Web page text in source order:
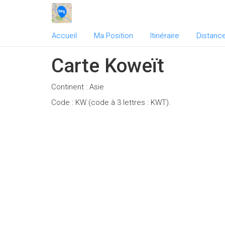
Accueil Ma Position Itinéraire
Carte Koweït
Continent : Asie
Code : KW (code à 3 lettres : KWT).